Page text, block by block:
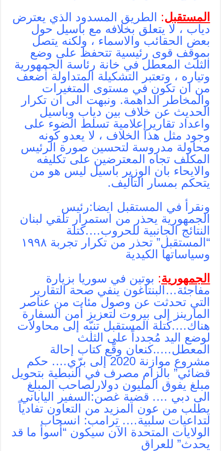
المستقبل: الطريق المسدود الذي يعترض
دياب ، لا يتعلق بخلافه مع باسيل حول
بعض الحقائب والاسماء ، ولكنه يتصل
بموقف قوى رئيسية تتحفظ على وضع
الثلث المعطل في خانة رئاسة الجمهورية
وتياره ، وتعتبر التشكيلة المتداولة أضعف
من ان تكون في مستوى المتغيرات
والمخاطر الداهمة. ونبهت الى ان تكرار
الحديث عن خلاف بين دياب وباسيل
واعداد تقاريرإعلامية تسلط الضوء على
وجود مثل هذا الخلاف ، لا يعدو كونه
محاولة مدروسة لتحسين صورة الرئيس
المكلف تجاه المعترضين على تكليفه
والايحاء بان الوزير باسيل ليس هو من
يتحكم بمسار التأليف.
ونقرأ في المستقبل ايضا:رئيس
الجمهورية يحذر من استمرار تلقي لبنان
النتائج الجانبية للحروب….كتلة
“المستقبل” تحذر من تكرار تجربة ١٩٩٨
وسياساتها الكيدية
الجمهورية: بوتين في سوريا بزيارة
مفاجئة…البنتاغون ينفي صحة التقارير
التي تحدثت عن وصول مئات من عناصر
المارينز إلى بيروت لتعزيز أمن السفارة
هناك….كتلة المستقبل تنبّه إلى محاولات
لوضع اليد مُجدداً على الثلث
المعطل…..كنعان وقّع كتاب إحالة
مشروع موازنة 2020 إلى برّي…. حكم
قضائي” بالزام مصرف في النبطية بتحويل
مبلغ يفوق المليون دولارلصاحب المبلغ
الى دبي …. قضية غصن:السفير الياباني
يطلب من عون المزيد من التعاون تفادياً
لتداعيات سلبية…. ترامب: انسحاب
الولايات المتحدة الآن سيكون “أسوأ ما قد
يحدث” للعراق